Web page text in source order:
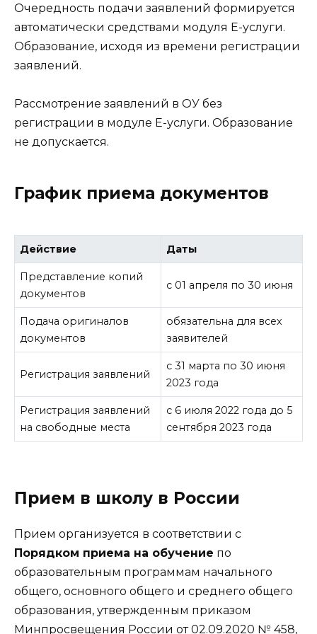
Очередность подачи заявлений формируется
автоматически средствами модуля Е-услуги.
Образование, исходя из времени регистрации
заявлений.
Рассмотрение заявлений в ОУ без
регистрации в модуле Е-услуги. Образование
не допускается.
График приема документов
Действие Даты
Представление копий
документов
с 01 апреля по 30 июня
Подача оригиналов
документов
обязательна для всех
заявителей
Регистрация заявлений
с 31 марта по 30 июня
2023 года
Регистрация заявлений
на свободные места
с 6 июля 2022 года до 5
сентября 2023 года
Прием в школу в России
Прием организуется в соответствии с
Порядком приема на обучение по
образовательным программам начального
общего, основного общего и среднего общего
образования, утвержденным приказом
Минпросвещения России от 02.09.2020 № 458,